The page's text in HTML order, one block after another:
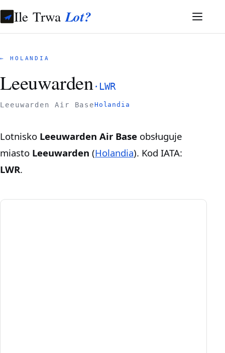
Ile TrwaLot?
← HOLANDIA
Leeuwarden· LWR
Leeuwarden Air BaseHolandia
Lotnisko Leeuwarden Air Base obsługuje
miasto Leeuwarden (Holandia). Kod IATA:
LWR.